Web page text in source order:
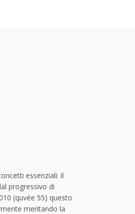
essenziali: il
progressivo di
(quvée 55) questo
meritando la